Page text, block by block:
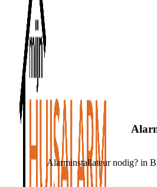
Alarminstallateur nodig? in